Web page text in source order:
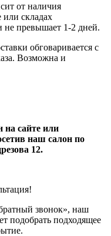
от наличия
или складах
не превышает 1-2 дней.
обговаривается с
Возможна и
сайте или
наш салон по
12.
звонок», наш
подобрать подходящее